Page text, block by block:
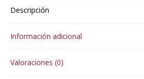
Descripción
Información adicional
Valoraciones (0)